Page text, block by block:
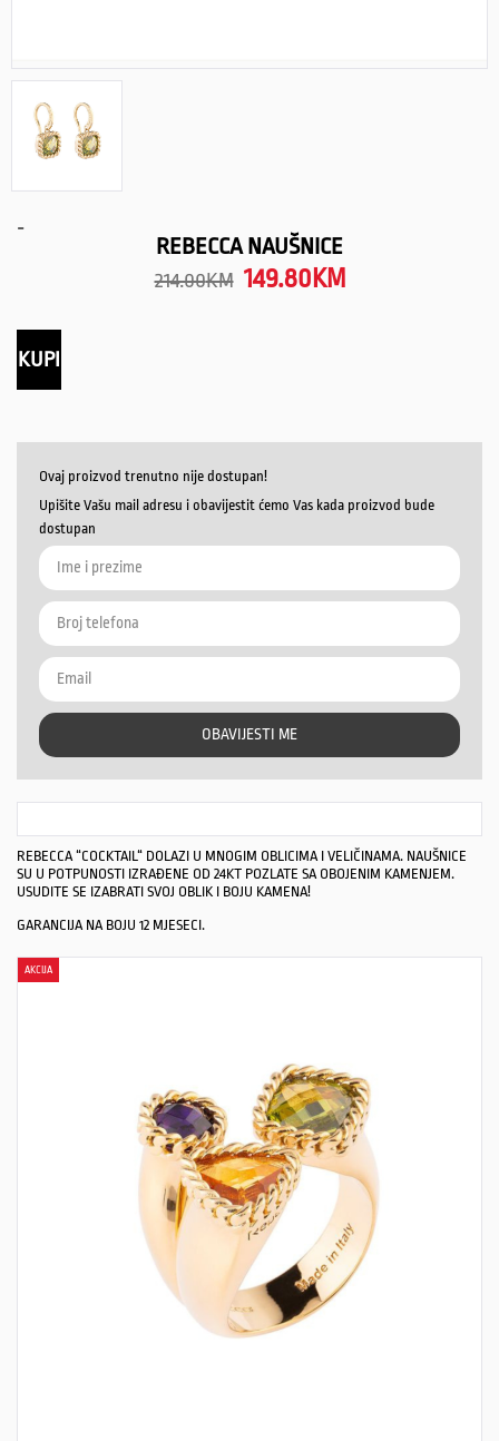
-
REBECCA NAUŠNICE
214.00KM 149.80 KM
KUPI
Ovaj proizvod trenutno nije dostupan!
Upišite Vašu mail adresu i obavijestit ćemo Vas kada proizvod bude
dostupan
OBAVIJESTI ME
REBECCA “COCKTAIL“ DOLAZI U MNOGIM OBLICIMA I VELIČINAMA. NAUŠNICE
SU U POTPUNOSTI IZRAĐENE OD 24KT POZLATE SA OBOJENIM KAMENJEM.
USUDITE SE IZABRATI SVOJ OBLIK I BOJU KAMENA!
GARANCIJA NA BOJU 12 MJESECI.
AKCIJA